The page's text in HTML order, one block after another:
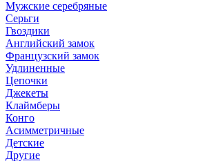
Мужские серебряные
Серьги
Гвоздики
Английский замок
Французский замок
Удлиненные
Цепочки
Джекеты
Клаймберы
Конго
Асимметричные
Детские
Другие